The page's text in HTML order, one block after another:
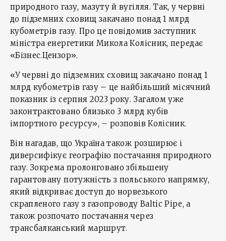
природного газу, мазуту й вугілля. Так, у червні
до підземних сховищ закачано понад 1 млрд
кубометрів газу. Про це повідомив заступник
міністра енергетики Микола Колісник, передає
«Бізнес.Цензор».
«У червні до підземних сховищ закачано понад 1
млрд кубометрів газу – це найбільший місячний
показник із серпня 2023 року. Загалом уже
законтрактовано близько 3 млрд кубів
імпортного ресурсу», – розповів Колісник.
Він нагадав, що Україна також розширює і
диверсифікує географію постачання природного
газу. Зокрема пролонговано збільшену
гарантовану потужність з польського напрямку,
який відкриває доступ до норвезького
скрапленого газу з газопроводу Baltic Pipe, а
також розпочато постачання через
трансбалканський маршрут.